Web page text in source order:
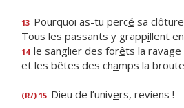
13 Pourquoi as-tu percé sa
Tous les passants y grappillent
14 le sanglier des forêts la ravage
et les bêtes des champs la
(R/) 15 Dieu de l’univers, reviens !